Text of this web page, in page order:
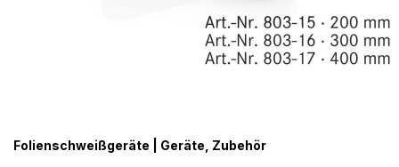
Folienschweißgeräte | Geräte, Zubehör